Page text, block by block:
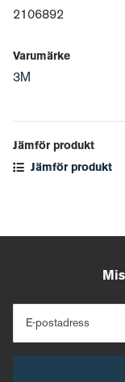
2106892
Varumärke
3M
Jämför produkt
Jämför produkt
E-postadress